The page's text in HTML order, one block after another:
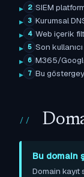
2 SIEM
3 Kurumsal
4 Web içerik
5 Son
6 M365/
7 Bu
Bu domain
Domain